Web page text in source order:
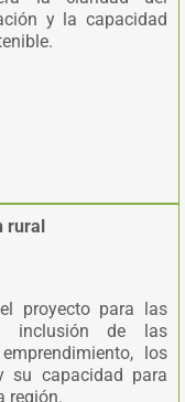
y la capacidad
rural
proyecto para las
inclusión de las
los
su capacidad para
región.